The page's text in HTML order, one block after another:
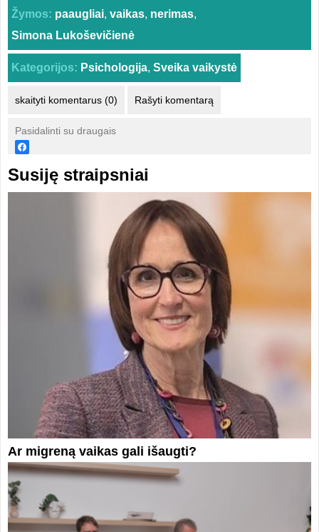
Žymos: paaugliai, vaikas, nerimas,
Simona Lukoševičienė
Kategorijos: Psichologija, Sveika vaikystė
skaityti komentarus (0) Rašyti komentarą
Pasidalinti su draugais
Susiję straipsniai
Ar migreną vaikas gali išaugti?